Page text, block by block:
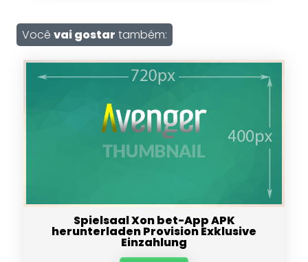
Você vai gostar também:
Spielsaal Xon bet-App APK
herunterladen Provision Exklusive
Einzahlung